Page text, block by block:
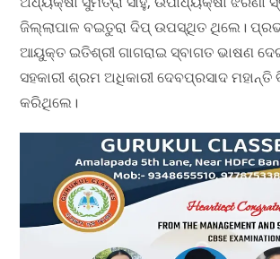
ଜିଲ୍ଲାପାଳ ବଇତୁରା ଦିପ୍ ଉପସ୍ଥିତ ଥିଲେ।
ଆୟୁକ୍ତ ଇତିଶ୍ରୀ ଗାଗରାଇ ସ୍ବାଗତ ଭାଷଣ
ସହକାରୀ ଶ୍ରମ ଅଧିକାରୀ ଦେବପ୍ରସାଦ ମହାନ୍ତି
କରିଥିଲେ।